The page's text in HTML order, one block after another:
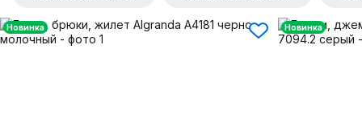
Новинка Новинка